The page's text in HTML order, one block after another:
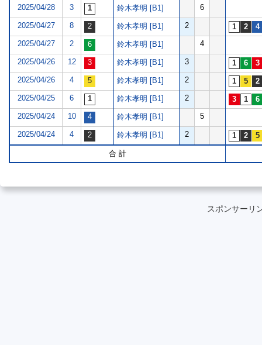
2025/04/28 3 鈴木孝明 [B1] 6
2025/04/27 8 鈴木孝明 [B1] 2
2025/04/27 2 鈴木孝明 [B1] 4
2025/04/26 12 鈴木孝明 [B1] 3
2025/04/26 4 鈴木孝明 [B1] 2
2025/04/25 6 鈴木孝明 [B1] 2
2025/04/24 10 鈴木孝明 [B1] 5
2025/04/24 4 鈴木孝明 [B1] 2
合 計
スポンサーリ